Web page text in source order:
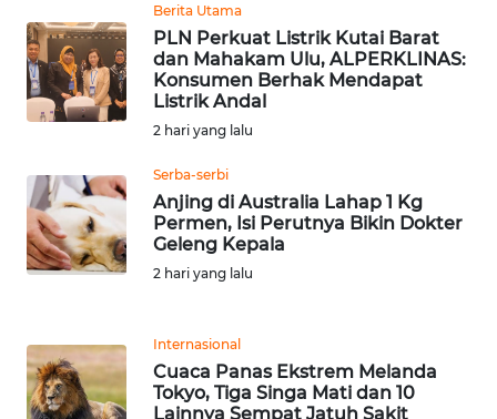
Berita Utama
PLN Perkuat Listrik Kutai Barat
dan Mahakam Ulu, ALPERKLINAS:
Konsumen Berhak Mendapat
Listrik Andal
2 hari yang lalu
Serba-serbi
Anjing di Australia Lahap 1 Kg
Permen, Isi Perutnya Bikin Dokter
Geleng Kepala
2 hari yang lalu
Internasional
Cuaca Panas Ekstrem Melanda
Tokyo, Tiga Singa Mati dan 10
Lainnya Sempat Jatuh Sakit
WN
GORONTALO
WN
WN
MALUKU
WN
WN
DAIRI